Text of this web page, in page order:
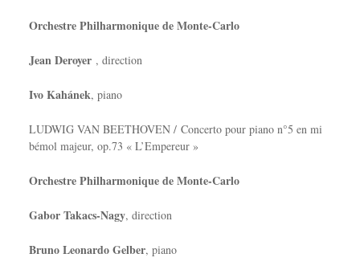
Orchestre Philharmonique de Monte-Carlo
Jean Deroyer , direction
Ivo Kahánek, piano
LUDWIG VAN BEETHOVEN / Concerto pour piano n°5 en mi
bémol majeur, op.73 « L’Empereur »
Orchestre Philharmonique de Monte-Carlo
Gabor Takacs-Nagy, direction
Bruno Leonardo Gelber, piano